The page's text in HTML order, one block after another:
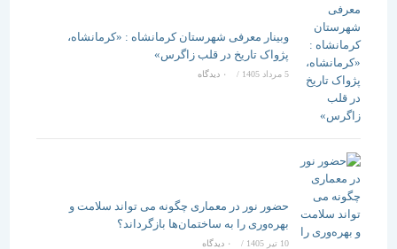
وبینار معرفی شهرستان کرمانشاه : «کرمانشاه،
پژواک تاریخ در قلب زاگرس»
5 مرداد 1405 / ۰ دیدگاه
حضور نور در معماری چگونه می تواند سلامت و
بهره‌وری را به ساختمان‌ها بازگرداند؟
/ ۰ دیدگاه